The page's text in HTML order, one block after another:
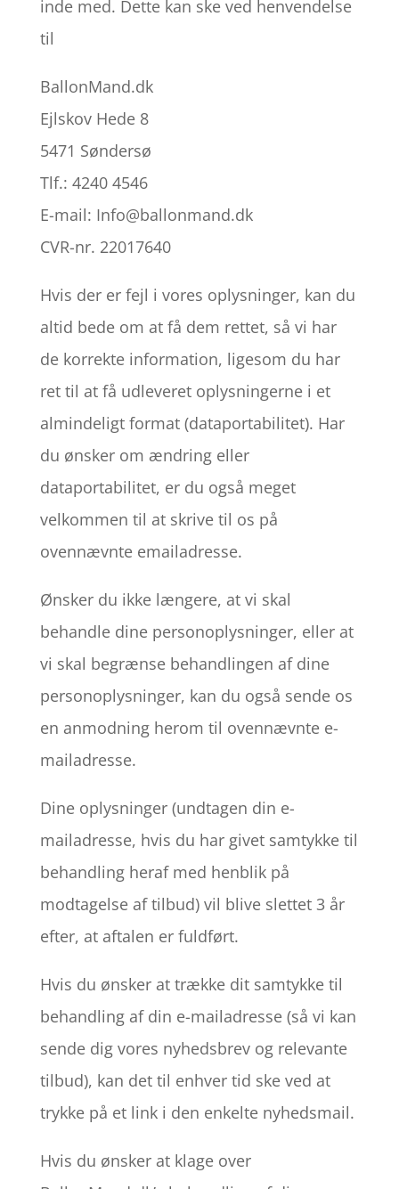
inde med. Dette kan ske ved henvendelse
til
BallonMand.dk
Ejlskov Hede 8
5471 Søndersø
Tlf.: 4240 4546
E-mail: Info@ballonmand.dk
CVR-nr. 22017640
Hvis der er fejl i vores oplysninger, kan du
altid bede om at få dem rettet, så vi har
de korrekte information, ligesom du har
ret til at få udleveret oplysningerne i et
almindeligt format (dataportabilitet). Har
du ønsker om ændring eller
dataportabilitet, er du også meget
velkommen til at skrive til os på
ovennævnte emailadresse.
Ønsker du ikke længere, at vi skal
behandle dine personoplysninger, eller at
vi skal begrænse behandlingen af dine
personoplysninger, kan du også sende os
en anmodning herom til ovennævnte e-
mailadresse.
Dine oplysninger (undtagen din e-
mailadresse, hvis du har givet samtykke til
behandling heraf med henblik på
modtagelse af tilbud) vil blive slettet 3 år
efter, at aftalen er fuldført.
Hvis du ønsker at trække dit samtykke til
behandling af din e-mailadresse (så vi kan
sende dig vores nyhedsbrev og relevante
tilbud), kan det til enhver tid ske ved at
trykke på et link i den enkelte nyhedsmail.
Hvis du ønsker at klage over